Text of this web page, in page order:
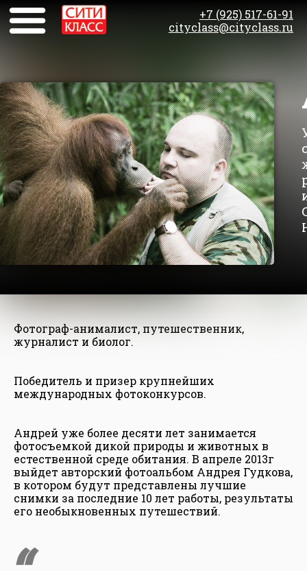
+7 (925) 517-61-91
cityclass@cityclass.ru
Фотограф-анималист, путешественник,
журналист и биолог.
Победитель и призер крупнейших
международных фотоконкурсов.
Андрей уже более десяти лет занимается
фотосъемкой дикой природы и животных в
естественной среде обитания. В апреле 2013г
выйдет авторский фотоальбом Андрея Гудкова,
в котором будут представлены лучшие
снимки за последние 10 лет работы, результаты
его необыкновенных путешествий.